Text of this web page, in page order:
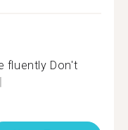
fluently Don't